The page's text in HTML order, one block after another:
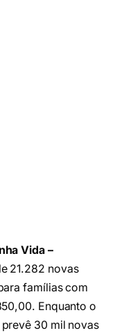
Vida –
21.282 novas
famílias com
Enquanto o
prevê 30 mil novas